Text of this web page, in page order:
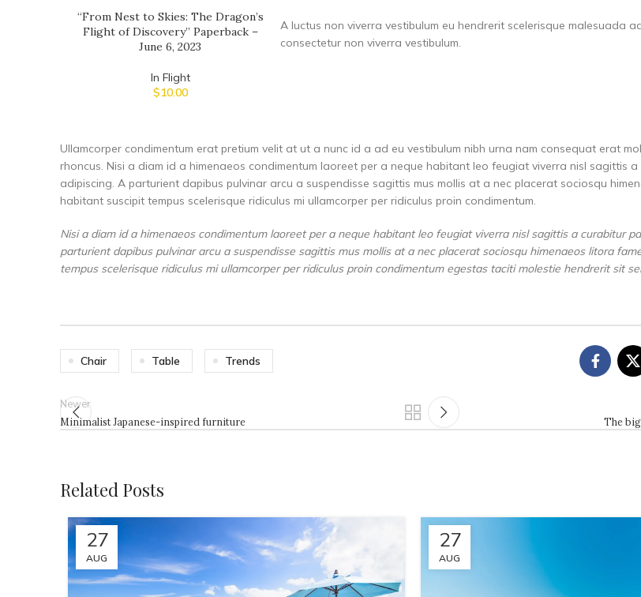
“From Nest to Skies: The Dragon’s
Flight of Discovery” Paperback –
June 6, 2023
In Flight
$10.00
A luctus non viverra vestibulum eu hendrerit scelerisque malesuada
consectetur non viverra vestibulum.
Ullamcorper condimentum erat pretium velit at ut a nunc id a ad eu vestibulum nibh urna nam consequat erat
rhoncus. Nisi a diam id a himenaeos condimentum laoreet per a neque habitant leo feugiat viverra nisl sagittis
adipiscing. A parturient dapibus pulvinar arcu a suspendisse sagittis mus mollis at a nec placerat sociosqu
habitant suscipit tempus scelerisque ridiculus mi ullamcorper per ridiculus proin condimentum.
Nisi a diam id a himenaeos condimentum laoreet per a neque habitant leo feugiat viverra nisl sagittis a curabitur
parturient dapibus pulvinar arcu a suspendisse sagittis mus mollis at a nec placerat sociosqu himenaeos litora
tempus scelerisque ridiculus mi ullamcorper per ridiculus proin condimentum egestas taciti molestie hendrerit sit
Chair Table Trends
Newer
Minimalist Japanese-inspired furniture
The
Related Posts
27
AUG
27
AUG